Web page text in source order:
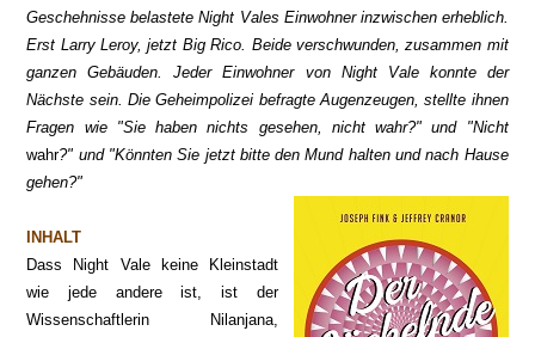
Geschehnisse belastete Night Vales Einwohner inzwischen erheblich.
Erst Larry Leroy, jetzt Big Rico. Beide verschwunden, zusammen mit
ganzen Gebäuden. Jeder Einwohner von Night Vale konnte der
Nächste sein. Die Geheimpolizei befragte Augenzeugen, stellte ihnen
Fragen wie "Sie haben nichts gesehen, nicht wahr?" und "Nicht
wahr?" und "Könnten Sie jetzt bitte den Mund halten und nach Hause
gehen?"
INHALT
Dass Night Vale keine Kleinstadt
wie jede andere ist, ist der
Wissenschaftlerin Nilanjana,